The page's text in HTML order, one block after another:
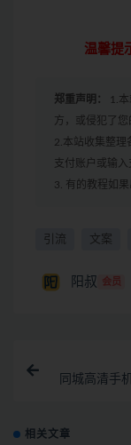
温馨提
郑重声明：
1.
方，或侵犯了
2.本站收集整理
支付账户或输
3. 有的教程如
引流 文案
阳叔 会员
同城高清手
相关文章